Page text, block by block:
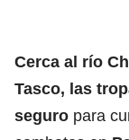
Cerca al río
Tasco, las
seguro para